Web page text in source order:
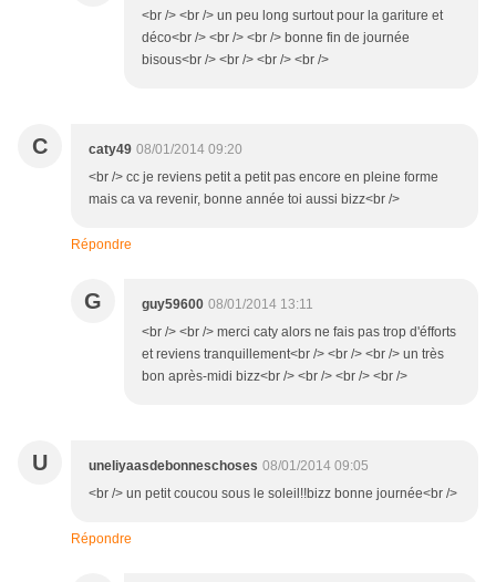
<br /> <br /> un peu long surtout pour la gariture et
déco<br /> <br /> <br /> bonne fin de journée
bisous<br /> <br /> <br /> <br />
C caty49 08/01/2014 09:20
<br /> cc je reviens petit a petit pas encore en pleine forme
mais ca va revenir, bonne année toi aussi bizz<br />
Répondre
G guy59600 08/01/2014 13:11
<br /> <br /> merci caty alors ne fais pas trop d'éfforts
et reviens tranquillement<br /> <br /> <br /> un très
bon après-midi bizz<br /> <br /> <br /> <br />
U uneliyaasdebonneschoses 08/01/2014 09:05
<br /> un petit coucou sous le soleil!!bizz bonne journée<br />
Répondre